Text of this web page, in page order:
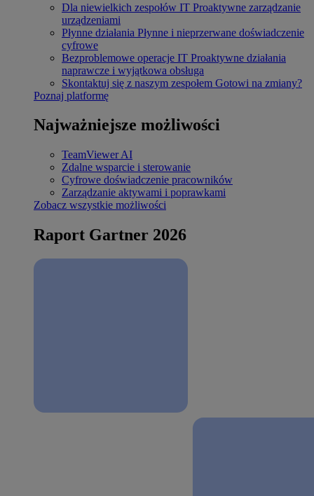
Dla niewielkich zespołów IT Proaktywne zarządzanie
urządzeniami
Płynne działania Płynne i nieprzerwane doświadczenie
cyfrowe
Bezproblemowe operacje IT Proaktywne działania
naprawcze i wyjątkowa obsługa
Skontaktuj się z naszym zespołem Gotowi na zmiany?
Poznaj platformę
Najważniejsze możliwości
TeamViewer AI
Zdalne wsparcie i sterowanie
Cyfrowe doświadczenie pracowników
Zarządzanie aktywami i poprawkami
Zobacz wszystkie możliwości
Raport Gartner 2026